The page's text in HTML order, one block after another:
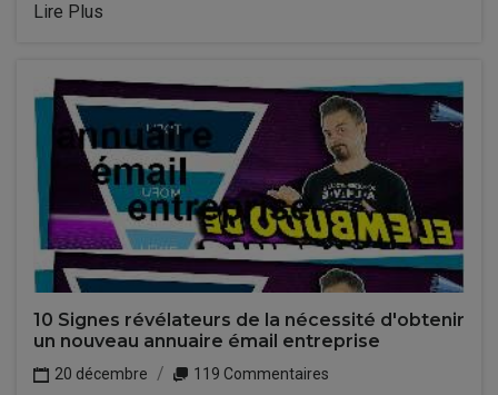
Lire Plus
10 Signes révélateurs de la nécessité d'obtenir
un nouveau annuaire émail entreprise
20 décembre
119 Commentaires